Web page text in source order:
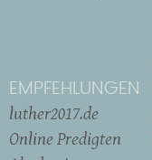
EMPFEHLUNGEN
luther2017.de
Online Predigten